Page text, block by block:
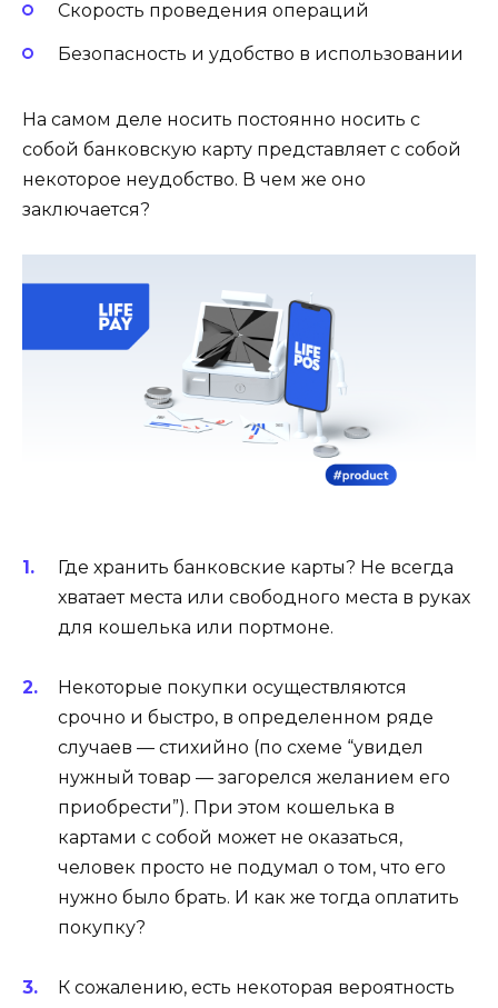
Скорость проведения операций
Безопасность и удобство в использовании
На самом деле носить постоянно носить с
собой банковскую карту представляет с собой
некоторое неудобство. В чем же оно
заключается?
Где хранить банковские карты? Не всегда
хватает места или свободного места в руках
для кошелька или портмоне.
Некоторые покупки осуществляются
срочно и быстро, в определенном ряде
случаев — стихийно (по схеме “увидел
нужный товар — загорелся желанием его
приобрести”). При этом кошелька в
картами с собой может не оказаться,
человек просто не подумал о том, что его
нужно было брать. И как же тогда оплатить
покупку?
К сожалению, есть некоторая вероятность